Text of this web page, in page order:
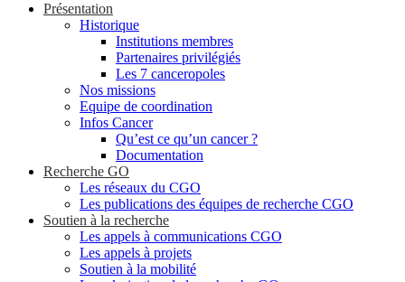
Présentation
Historique
Institutions membres
Partenaires privilégiés
Les 7 canceropoles
Nos missions
Equipe de coordination
Infos Cancer
Qu’est ce qu’un cancer ?
Documentation
Recherche GO
Les réseaux du CGO
Les publications des équipes de recherche CGO
Soutien à la recherche
Les appels à communications CGO
Les appels à projets
Soutien à la mobilité